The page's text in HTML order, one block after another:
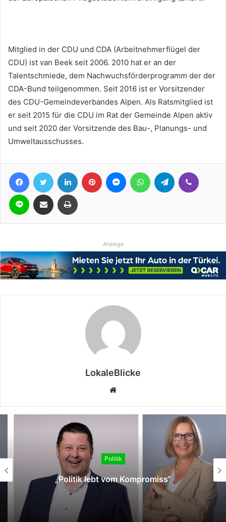
Mitglied in der CDU und CDA (Arbeitnehmerflügel der
CDU) ist van Beek seit 2006. 2010 hat er an der
Talentschmiede, dem Nachwuchsförderprogramm der der
CDA-Bund teilgenommen. Seit 2016 ist er Vorsitzender
des CDU-Gemeindeverbandes Alpen. Als Ratsmitglied ist
er seit 2015 für die CDU im Rat der Gemeinde Alpen aktiv
und seit 2020 der Vorsitzende des Bau-, Planungs- und
Umweltausschusses.
FacebookTwitter LinkedIn Pinterest MessengerWhatsAppTelegram
Line Teile per E-Mail Drucken
Anzeige
LokaleBlicke
Webseite
Dieren: „Es darf nicht vom Glück beim Chef
abhängen, ob Beschäftigte pünktlich
Feierabend machen können.“